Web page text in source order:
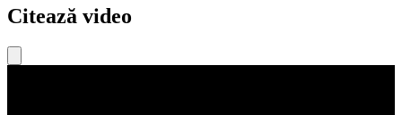
Citează video